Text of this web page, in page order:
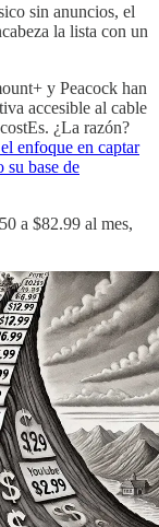
sin anuncios, el
la lista con un
y Peacock han
accesible al cable
¿La razón?
enfoque en captar
su base de
a $82.99 al mes,